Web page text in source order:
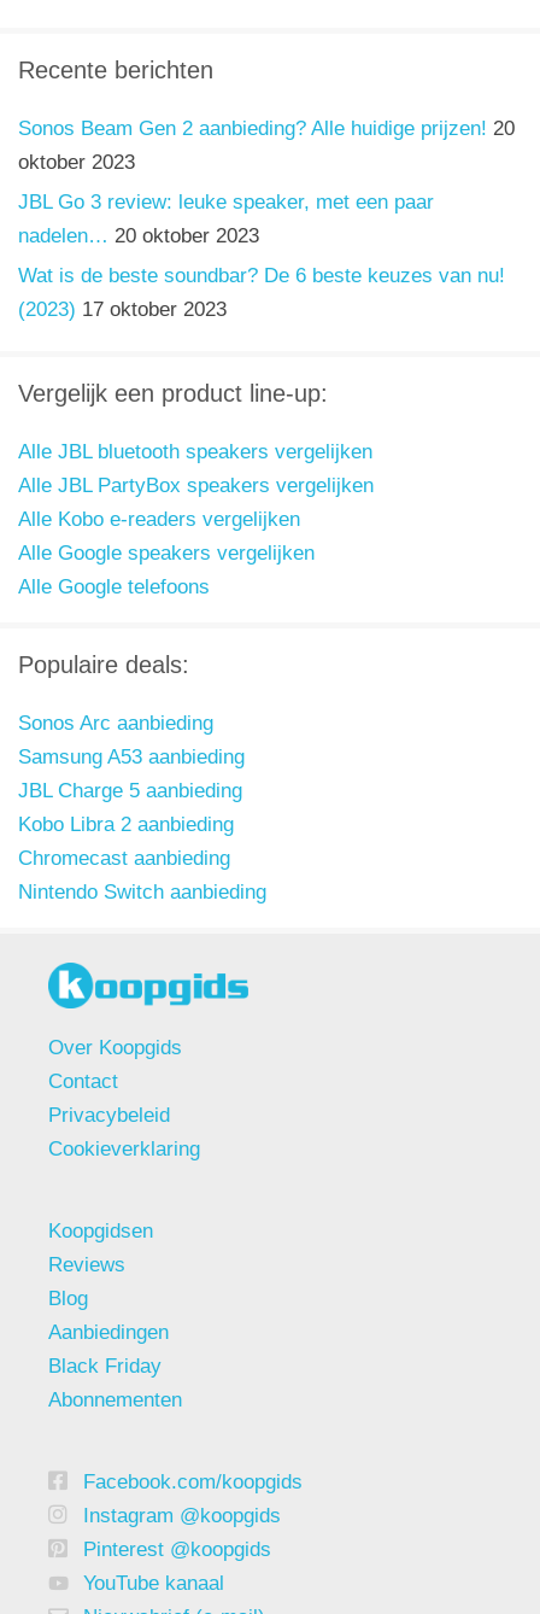
Recente berichten
Sonos Beam Gen 2 aanbieding? Alle huidige prijzen! 20
oktober 2023
JBL Go 3 review: leuke speaker, met een paar
nadelen… 20 oktober 2023
Wat is de beste soundbar? De 6 beste keuzes van nu!
(2023) 17 oktober 2023
Vergelijk een product line-up:
Alle JBL bluetooth speakers vergelijken
Alle JBL PartyBox speakers vergelijken
Alle Kobo e-readers vergelijken
Alle Google speakers vergelijken
Alle Google telefoons
Populaire deals:
Sonos Arc aanbieding
Samsung A53 aanbieding
JBL Charge 5 aanbieding
Kobo Libra 2 aanbieding
Chromecast aanbieding
Nintendo Switch aanbieding
Over Koopgids
Contact
Privacybeleid
Cookieverklaring
Koopgidsen
Reviews
Blog
Aanbiedingen
Black Friday
Abonnementen
Facebook.com/koopgids
Instagram @koopgids
Pinterest @koopgids
YouTube kanaal